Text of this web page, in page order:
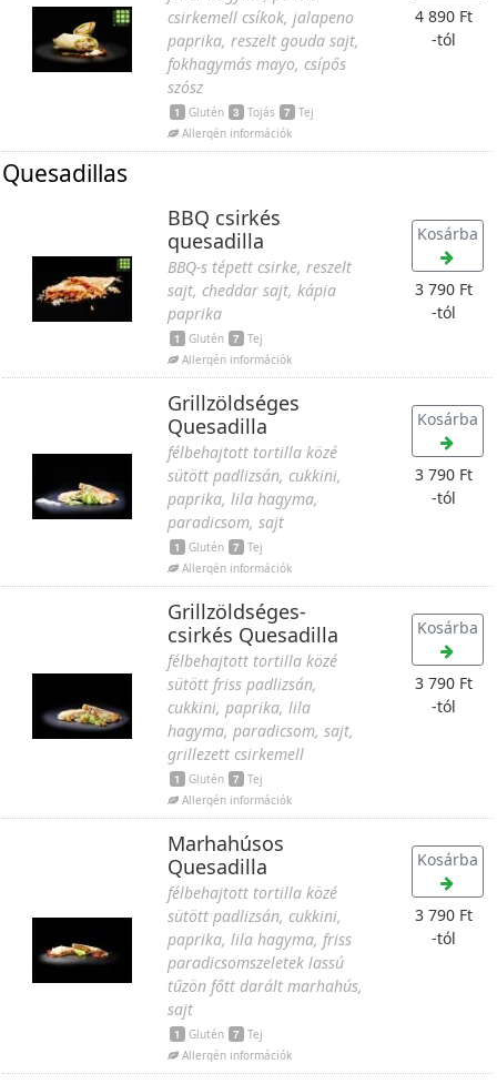
csirkemell csíkok, jalapeno
paprika, reszelt gouda sajt,
fokhagymás mayo, csípős
szósz
1 Glutén 3 Tojás 7 Tej
Allergén információk
4 890 Ft
-tól
Quesadillas
BBQ csirkés
quesadilla
BBQ-s tépett csirke, reszelt
sajt, cheddar sajt, kápia
paprika
1 Glutén 7 Tej
Allergén információk
3 790 Ft
-tól
Kosárba
Grillzöldséges
Quesadilla
félbehajtott tortilla közé
sütött padlizsán, cukkini,
paprika, lila hagyma,
paradicsom, sajt
1 Glutén 7 Tej
Allergén információk
3 790 Ft
-tól
Kosárba
Grillzöldséges-
csirkés Quesadilla
félbehajtott tortilla közé
sütött friss padlizsán,
cukkini, paprika, lila
hagyma, paradicsom, sajt,
grillezett csirkemell
1 Glutén 7 Tej
Allergén információk
3 790 Ft
-tól
Kosárba
Marhahúsos
Quesadilla
félbehajtott tortilla közé
sütött padlizsán, cukkini,
paprika, lila hagyma, friss
paradicsomszeletek lassú
tűzön főtt darált marhahús,
sajt
1 Glutén 7 Tej
Allergén információk
3 790 Ft
-tól
Kosárba